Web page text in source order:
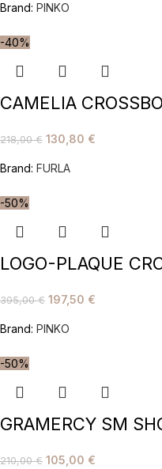
Brand: PINKO
-40%
CAMELIA
218,00€ 130,80 €
Brand: FURLA
-50%
LOGO-PLAQUE
395,00€ 197,50 €
Brand: PINKO
-50%
GRAMERCY SM
210,00€ 105,00 €